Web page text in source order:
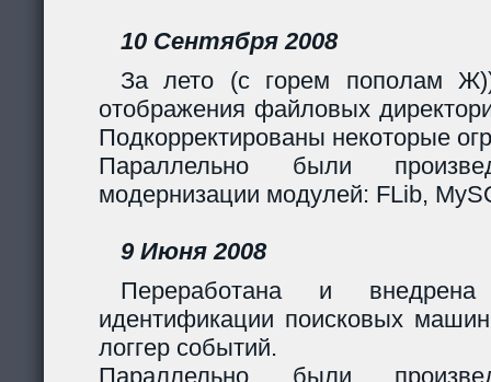
10 Сентября 2008
За лето (с горем пополам
отображения файловых
Подкорректированы некоторые
Параллельно были
модернизации модулей: FLib,
9 Июня 2008
Переработана и
идентификации поисковых
логгер событий.
Параллельно были